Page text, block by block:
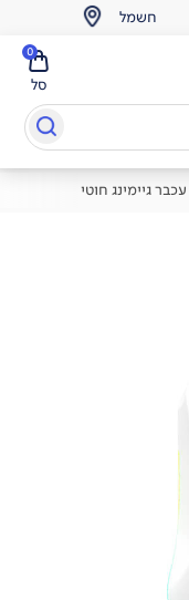
חשמל
סל
0
עכבר גיימינג חוטי